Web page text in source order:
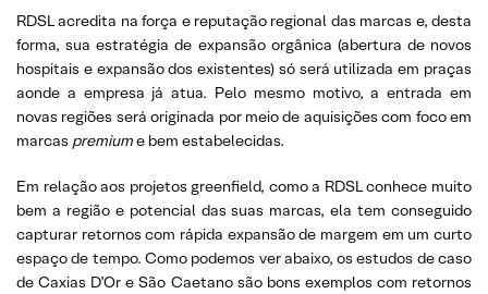
RDSL acredita na força e reputação regional das marcas e, desta
forma, sua estratégia de expansão orgânica (abertura de novos
hospitais e expansão dos existentes) só será utilizada em praças
aonde a empresa já atua. Pelo mesmo motivo, a entrada em
novas regiões será originada por meio de aquisições com foco em
marcas premiume bem estabelecidas.
Em relação aos projetos greenfield, como a RDSL conhece muito
bem a região e potencial das suas marcas, ela tem conseguido
capturar retornos com rápida expansão de margem em um curto
espaço de tempo. Como podemos ver abaixo, os estudos de caso
de Caxias D’Or e São Caetano são bons exemplos com retornos